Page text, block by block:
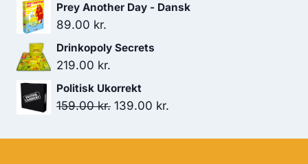
Prey Another Day - Dansk
89.00 kr.
Drinkopoly Secrets
219.00 kr.
Politisk Ukorrekt
159.00kr. Den
pris
139.00 kr.
pris